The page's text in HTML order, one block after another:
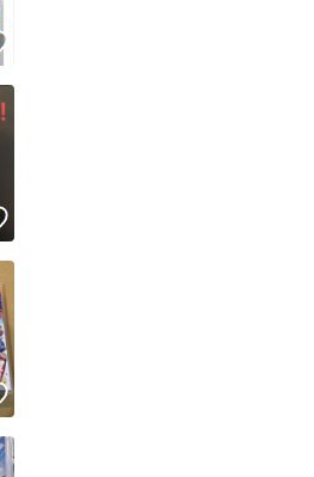
サービスでの取引実績があります
いるものではありません
で24時間以内＆設定した発送日数内に発送してい
24時間以内に発送しています
発送日数内に発送しています
へ
ル
いいね！